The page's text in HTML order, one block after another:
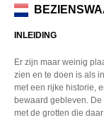
INLEIDING
Er zijn maar weinig
zien en te doen is als
met een rijke historie,
bewaard gebleven.
metde grotten die